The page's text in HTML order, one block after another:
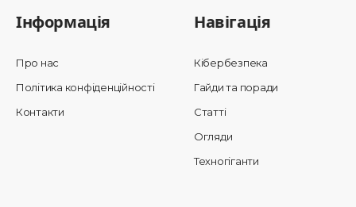
Інформація
Про нас
Політика конфіденційності
Контакти
Навігація
Кібербезпека
Гайди та поради
Статті
Огляди
Техногіганти